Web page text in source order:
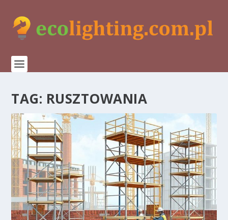
TAG: RUSZTOWANIA